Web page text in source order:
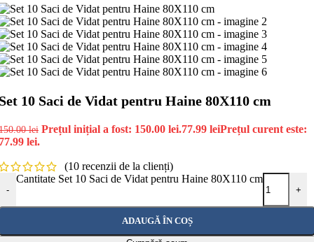
10 Saci de Vidat pentru Haine 80X110 cm
lei Prețul inițial a fost: 150.00 lei.77.99 leiPrețul curent este:
lei.
(10 recenzii de la clienți)
-
Cantitate Set 10 Saci de Vidat pentru Haine 80X110 cm
+
ADAUGĂ ÎN COȘ